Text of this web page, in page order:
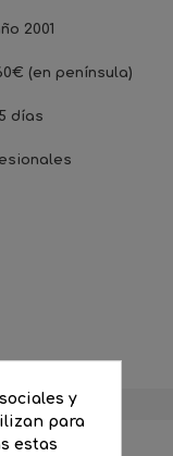
2001
(en península)
días
y
para
estas